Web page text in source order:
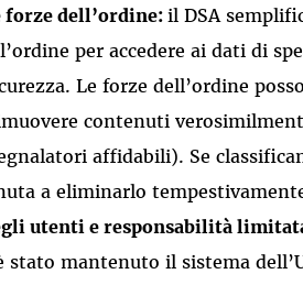
forze dell’ordine:il DSA
per accedere ai dati di
Le forze dell’ordine
contenuti
affidabili). Se
a eliminarlo
utenti e responsabilità
stato mantenuto il sistema